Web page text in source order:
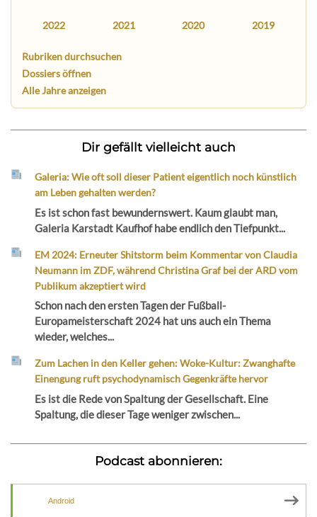
2022 2021 2020 2019
Rubriken durchsuchen
Dossiers öffnen
Alle Jahre anzeigen
Dir gefällt vielleicht auch
Galeria: Wie oft soll dieser Patient eigentlich noch künstlich
am Leben gehalten werden?
Es ist schon fast bewundernswert. Kaum glaubt man,
Galeria Karstadt Kaufhof habe endlich den Tiefpunkt...
EM 2024: Erneuter Shitstorm beim Kommentar von Claudia
Neumann im ZDF, während Christina Graf bei der ARD vom
Publikum akzeptiert wird
Schon nach den ersten Tagen der Fußball-
Europameisterschaft 2024 hat uns auch ein Thema
wieder, welches...
Zum Lachen in den Keller gehen: Woke-Kultur: Zwanghafte
Einengung ruft psychodynamisch Gegenkräfte hervor
Es ist die Rede von Spaltung der Gesellschaft. Eine
Spaltung, die dieser Tage weniger zwischen...
Podcast abonnieren:
Android